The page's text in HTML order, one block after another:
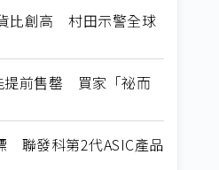
比創高 村田示警全球
提前售罄 買家「祕而
聯發科第2代ASIC產品